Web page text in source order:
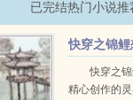
已完结热门小说推
快穿之锦鲤
快穿之
精心创作的